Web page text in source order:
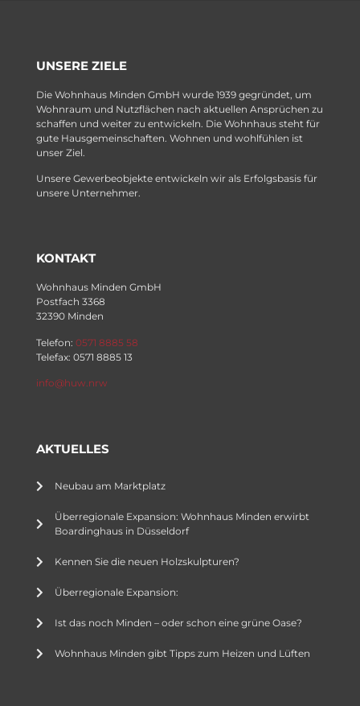
UNSERE ZIELE
Die Wohnhaus Minden GmbH wurde 1939 gegründet, um
Wohnraum und Nutzflächen nach aktuellen Ansprüchen zu
schaffen und weiter zu entwickeln. Die Wohnhaus steht für
gute Hausgemeinschaften. Wohnen und wohlfühlen ist
unser Ziel.
Unsere Gewerbeobjekte entwickeln wir als Erfolgsbasis für
unsere Unternehmer.
KONTAKT
Wohnhaus Minden GmbH
Postfach 3368
32390 Minden
Telefon: 0571 8885 58
Telefax: 0571 8885 13
info@huw.nrw
AKTUELLES
Neubau am Marktplatz
Überregionale Expansion: Wohnhaus Minden erwirbt
Boardinghaus in Düsseldorf
Kennen Sie die neuen Holzskulpturen?
Überregionale Expansion:
Ist das noch Minden – oder schon eine grüne Oase?
Wohnhaus Minden gibt Tipps zum Heizen und Lüften